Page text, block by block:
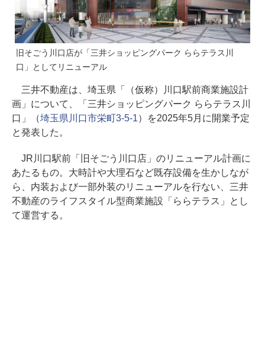
旧そごう川口店が「三井ショッピングパーク ららテラス川
口」としてリニューアル
三井不動産は、埼玉県「（仮称）川口駅前商業施設計
画」について、「三井ショッピングパーク ららテラス川
口」（埼玉県川口市栄町3-5-1）を2025年5月に開業予定
と発表した。
JR川口駅前「旧そごう川口店」のリニューアル計画に
あたるもの。大時計や大理石など既存設備を生かしなが
ら、内装および一部外装のリニューアルを行ない、三井
不動産のライフスタイル型商業施設「ららテラス」とし
て運営する。